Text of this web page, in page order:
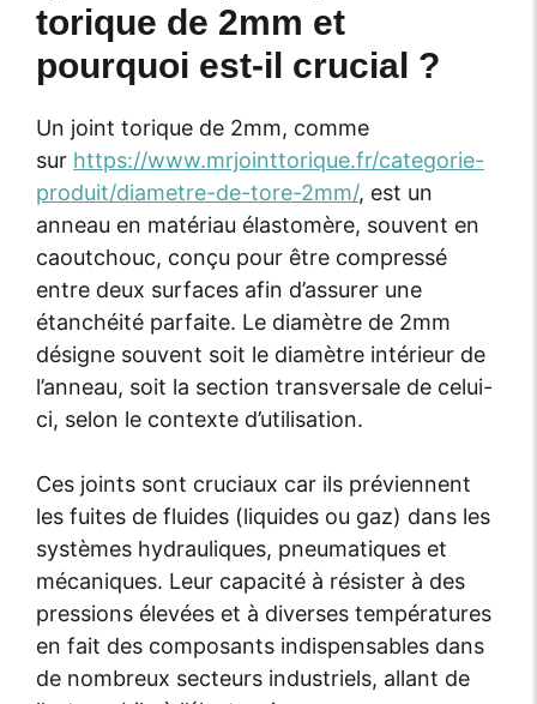
torique de 2mm et
pourquoi est-il crucial ?
Un joint torique de 2mm, comme
sur https://www.mrjointtorique.fr/categorie-
produit/diametre-de-tore-2mm/, est un
anneau en matériau élastomère, souvent en
caoutchouc, conçu pour être compressé
entre deux surfaces afin d’assurer une
étanchéité parfaite. Le diamètre de 2mm
désigne souvent soit le diamètre intérieur de
l’anneau, soit la section transversale de celui-
ci, selon le contexte d’utilisation.
Ces joints sont cruciaux car ils préviennent
les fuites de fluides (liquides ou gaz) dans les
systèmes hydrauliques, pneumatiques et
mécaniques. Leur capacité à résister à des
pressions élevées et à diverses températures
en fait des composants indispensables dans
de nombreux secteurs industriels, allant de